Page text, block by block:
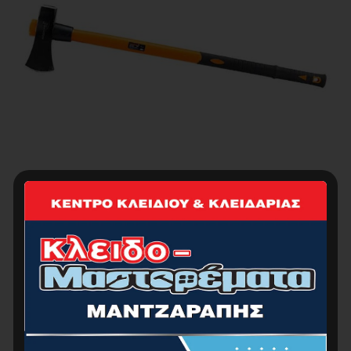
NAKAYAMA PRO BSA1000 Τσεκούρι Τεμαχισμού
2,5Kg
29.00€